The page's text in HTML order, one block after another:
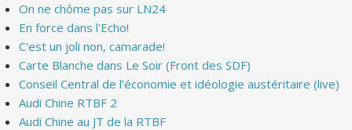
On ne chôme pas sur LN24
En force dans l'Echo!
C'est un joli non, camarade!
Carte Blanche dans Le Soir (Front des SDF)
Conseil Central de l’économie et idéologie austéritaire (live)
Audi Chine RTBF 2
Audi Chine au JT de la RTBF